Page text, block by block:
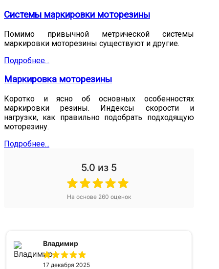
Системы маркировки моторезины
Помимо привычной метрической системы
маркировки моторезины существуют и другие.
Подробнее...
Маркировка моторезины
Коротко и ясно об основных особенностях
маркировки резины. Индексы скорости и
нагрузки, как правильно подобрать подходящую
моторезину.
Подробнее...
5.0 из 5
На основе 260 оценок
Владимир
17 декабря 2025